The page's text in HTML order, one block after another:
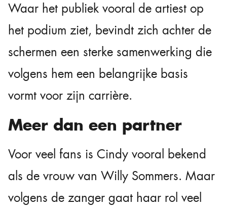
Waar het publiek vooral de artiest op
het podium ziet, bevindt zich achter de
schermen een sterke samenwerking die
volgens hem een belangrijke basis
vormt voor zijn carrière.
Meer dan een partner
Voor veel fans is Cindy vooral bekend
als de vrouw van Willy Sommers. Maar
volgens de zanger gaat haar rol veel